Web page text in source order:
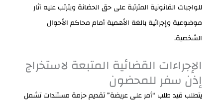
للواجبات القانونية المترتبة على حق الحضانة ويترتب عليه آثار
موضوعية وإجرائية بالغة الأهمية أمام محاكم الأحوال
الشخصية.
الإجراءات القضائية المتبعة لاستخراج
إذن سفر للمحضون
يتطلب قيد طلب “أمر على عريضة” تقديم حزمة مستندات تشمل